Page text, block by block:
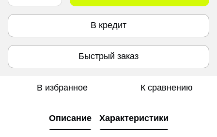
В кредит
Быстрый заказ
В избранное К сравнению
Описание Характеристики